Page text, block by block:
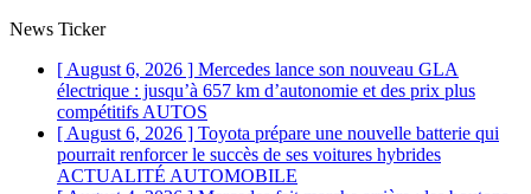
News Ticker
[ August 6, 2026 ] Mercedes lance son nouveau GLA
électrique : jusqu’à 657 km d’autonomie et des prix plus
compétitifs AUTOS
[ August 6, 2026 ] Toyota prépare une nouvelle batterie qui
pourrait renforcer le succès de ses voitures hybrides
ACTUALITÉ AUTOMOBILE